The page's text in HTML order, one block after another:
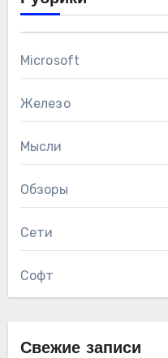
Microsoft
Железо
Мысли
Обзоры
Сети
Софт
Свежие записи